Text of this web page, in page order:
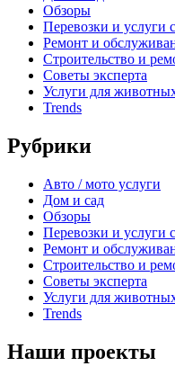
Обзоры
Перевозки и услуги
Ремонт и
Строительство и
Советы эксперта
Услуги для
Trends
Рубрики
Авто / мото услуги
Дом и сад
Обзоры
Перевозки и услуги
Ремонт и
Строительство и
Советы эксперта
Услуги для
Trends
Наши проекты